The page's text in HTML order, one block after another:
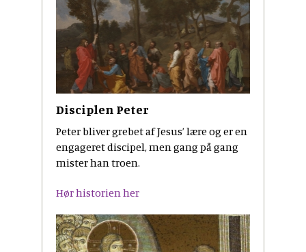
Disciplen Peter
Peter bliver grebet af Jesus’ lære og er en
engageret discipel, men gang på gang
mister han troen.
Hør historien her